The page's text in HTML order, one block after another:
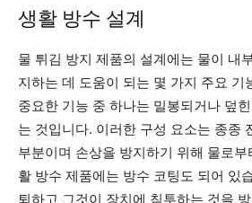
생활 방수 설계
물 튀김 방지 제품의 설계에는 물이 내
지하는 데 도움이 되는 몇 가지 주요 기
중요한 기능 중 하나는 밀봉되거나 덮
는 것입니다. 이러한 구성 요소는 종종
부분이며 손상을 방지하기 위해 물로
활 방수 제품에는 방수 코팅도 되어 있
퇴하고 그것이 장치에 침투하는 것을